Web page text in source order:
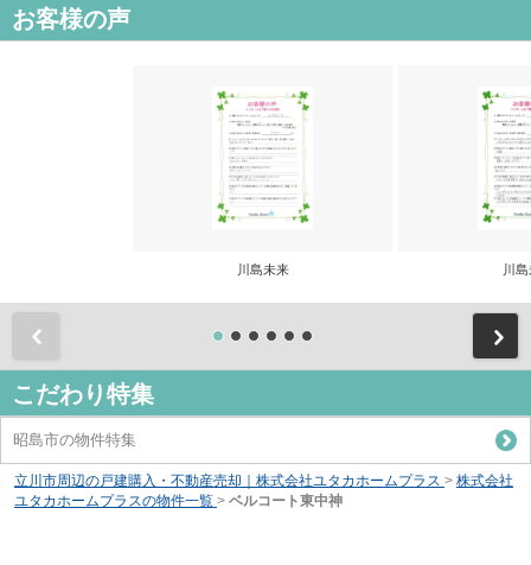
お客様の声
川島未来 川
こだわり特集
昭島市の物件特集
立川市周辺の戸建購入・不動産売却｜株式会社ユタカホームプラス > 株式会社
ユタカホームプラスの物件一覧 > ベルコート東中神